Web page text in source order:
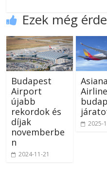
Ezek még
Budapest
Airport
újabb
rekordok és
díjak
novemberbe
n
2024-11-21
Asiana
2025-